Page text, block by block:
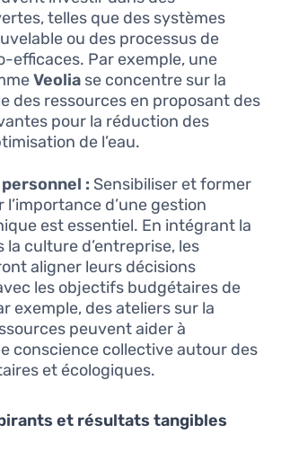
telles que des systèmes
ou des processus de
efficaces. Par exemple, une
Veolia se concentre sur la
des ressources en proposant des
pour la réduction des
de l’eau.
: Sensibiliser et former
l’importance d’une gestion
est essentiel. En intégrant la
la culture d’entreprise, les
aligner leurs décisions
les objectifs budgétaires de
exemple, des ateliers sur la
peuvent aider à
conscience collective autour des
et écologiques.
et résultats tangibles